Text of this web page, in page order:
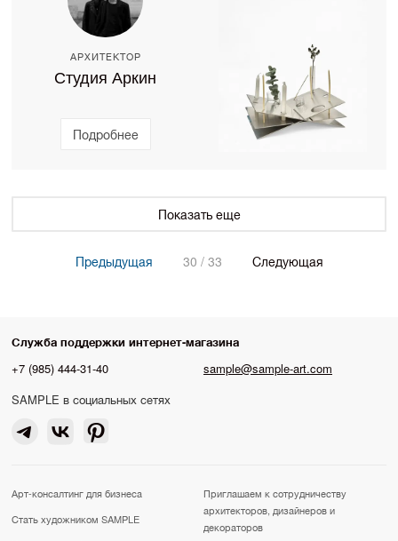
АРХИТЕКТОР
Студия Аркин
Подробнее
Показать еще
Предыдущая 30 / 33 Следующая
Служба поддержки интернет-магазина
+7 (985) 444-31-40
sample@sample-art.com
SAMPLE в социальных сетях
Арт-консалтинг для бизнеса
Стать художником SAMPLE
Приглашаем к сотрудничеству
архитекторов, дизайнеров и
декораторов